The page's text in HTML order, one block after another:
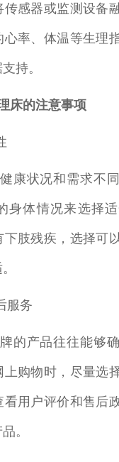
传感器或监测设备
心率、体温等生理
持。
床的注意事项
康状况和需求不
身体情况来选择
下肢残疾，选择可
服务
的产品往往能够
上购物时，尽量选
看用户评价和售后
。